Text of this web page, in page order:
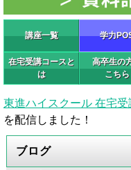
講座一覧 学力
在宅受講コースと
は
高卒生の
こちら
東進ハイスクール 在宅受
を配信しました！
ブログ